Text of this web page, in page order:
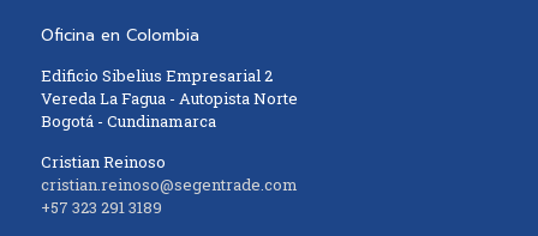
Oficina en Colombia
Edificio Sibelius Empresarial 2
Vereda La Fagua - Autopista Norte
Bogotá - Cundinamarca
Cristian Reinoso
cristian.reinoso@segentrade.com
+57 323 291 3189